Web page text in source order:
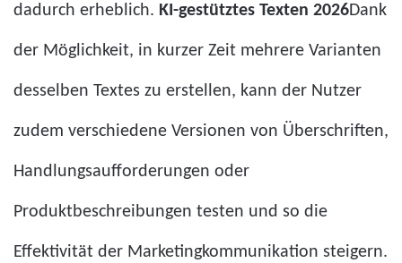
dadurch erheblich. KI-gestütztes Texten 2026Dank
der Möglichkeit, in kurzer Zeit mehrere Varianten
desselben Textes zu erstellen, kann der Nutzer
zudem verschiedene Versionen von Überschriften,
Handlungsaufforderungen oder
Produktbeschreibungen testen und so die
Effektivität der Marketingkommunikation steigern.